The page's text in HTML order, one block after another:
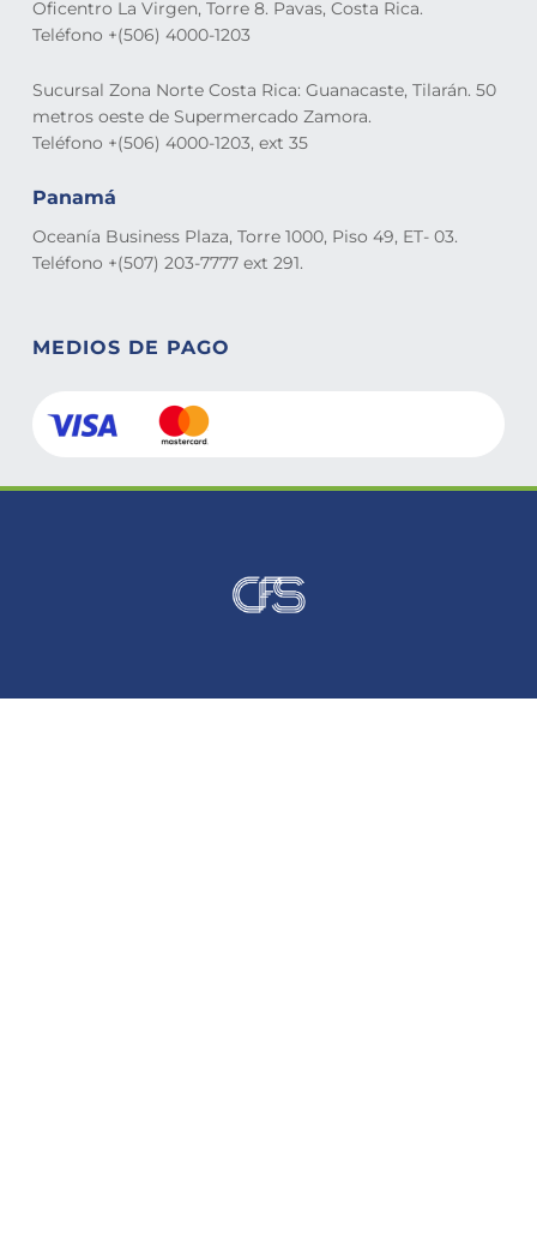
Oficentro La Virgen, Torre 8. Pavas, Costa Rica.
Teléfono +(506) 4000-1203
Sucursal Zona Norte Costa Rica: Guanacaste, Tilarán. 50
metros oeste de Supermercado Zamora.
Teléfono +(506) 4000-1203, ext 35
Panamá
Oceanía Business Plaza, Torre 1000, Piso 49, ET- 03.
Teléfono +(507) 203-7777 ext 291.
MEDIOS DE PAGO